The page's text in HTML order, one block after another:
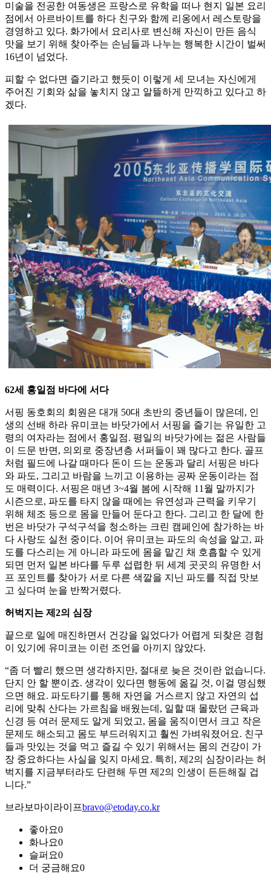
미술을 전공한 여동생은 프랑스로 유학을 떠나 현지 일본 요리
점에서 아르바이트를 하다 친구와 함께 리옹에서 레스토랑을
경영하고 있다. 화가에서 요리사로 변신해 자신이 만든 음식
맛을 보기 위해 찾아주는 손님들과 나누는 행복한 시간이 벌써
16년이 넘었다.
피할 수 없다면 즐기라고 했듯이 이렇게 세 모녀는 자신에게
주어진 기회와 삶을 놓치지 않고 알뜰하게 만끽하고 있다고 하
겠다.
62세 홍일점 바다에 서다
서핑 동호회의 회원은 대개 50대 초반의 중년들이 많은데, 인
생의 선배 하라 유미코는 바닷가에서 서핑을 즐기는 유일한 고
령의 여자라는 점에서 홍일점. 평일의 바닷가에는 젊은 사람들
이 드문 반면, 의외로 중장년층 서퍼들이 꽤 많다고 한다. 골프
처럼 필드에 나갈 때마다 돈이 드는 운동과 달리 서핑은 바다
와 파도, 그리고 바람을 느끼고 이용하는 공짜 운동이라는 점
도 매력이다. 서핑은 매년 3~4월 봄에 시작해 11월 말까지가
시즌으로, 파도를 타지 않을 때에는 유연성과 근력을 키우기
위해 체조 등으로 몸을 만들어 둔다고 한다. 그리고 한 달에 한
번은 바닷가 구석구석을 청소하는 크린 캠페인에 참가하는 바
다 사랑도 실천 중이다. 이어 유미코는 파도의 속성을 알고, 파
도를 다스리는 게 아니라 파도에 몸을 맡긴 채 호흡할 수 있게
되면 먼저 일본 바다를 두루 섭렵한 뒤 세계 곳곳의 유명한 서
프 포인트를 찾아가 서로 다른 색깔을 지닌 파도를 직접 맛보
고 싶다며 눈을 반짝거렸다.
허벅지는 제2의 심장
끝으로 일에 매진하면서 건강을 잃었다가 어렵게 되찾은 경험
이 있기에 유미코는 이런 조언을 아끼지 않았다.
“좀 더 빨리 했으면 생각하지만, 절대로 늦은 것이란 없습니다.
단지 안 할 뿐이죠. 생각이 있다면 행동에 옮길 것, 이걸 명심했
으면 해요. 파도타기를 통해 자연을 거스르지 않고 자연의 섭
리에 맞춰 산다는 가르침을 배웠는데, 일할 때 몰랐던 근육과
신경 등 여러 문제도 알게 되었고, 몸을 움직이면서 크고 작은
문제도 해소되고 몸도 부드러워지고 훨씬 가벼워졌어요. 친구
들과 맛있는 것을 먹고 즐길 수 있기 위해서는 몸의 건강이 가
장 중요하다는 사실을 잊지 마세요. 특히, 제2의 심장이라는 허
벅지를 지금부터라도 단련해 두면 제2의 인생이 든든해질 겁
니다.”
브라보마이라이프bravo@etoday.co.kr
좋아요0
화나요0
슬퍼요0
더 궁금해요0